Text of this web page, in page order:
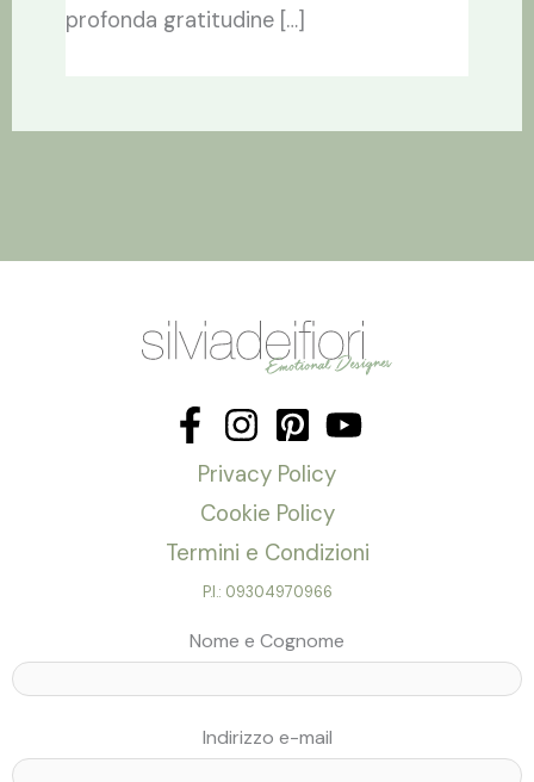
profonda gratitudine […]
Privacy Policy
Cookie Policy
Termini e Condizioni
P.I.: 09304970966
Nome e Cognome
Indirizzo e-mail